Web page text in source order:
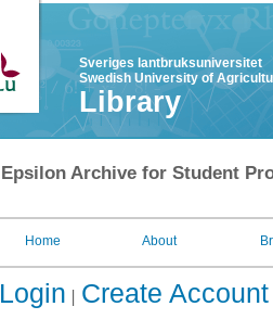
Sveriges lantbruksuniversitet
Swedish University of
Library
Epsilon Archive for Student
Home About
Login Create Account